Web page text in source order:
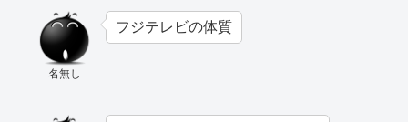
名無し
フジテレビの体質